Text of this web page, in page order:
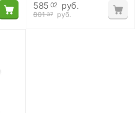
801 37 руб.
585 02 руб.